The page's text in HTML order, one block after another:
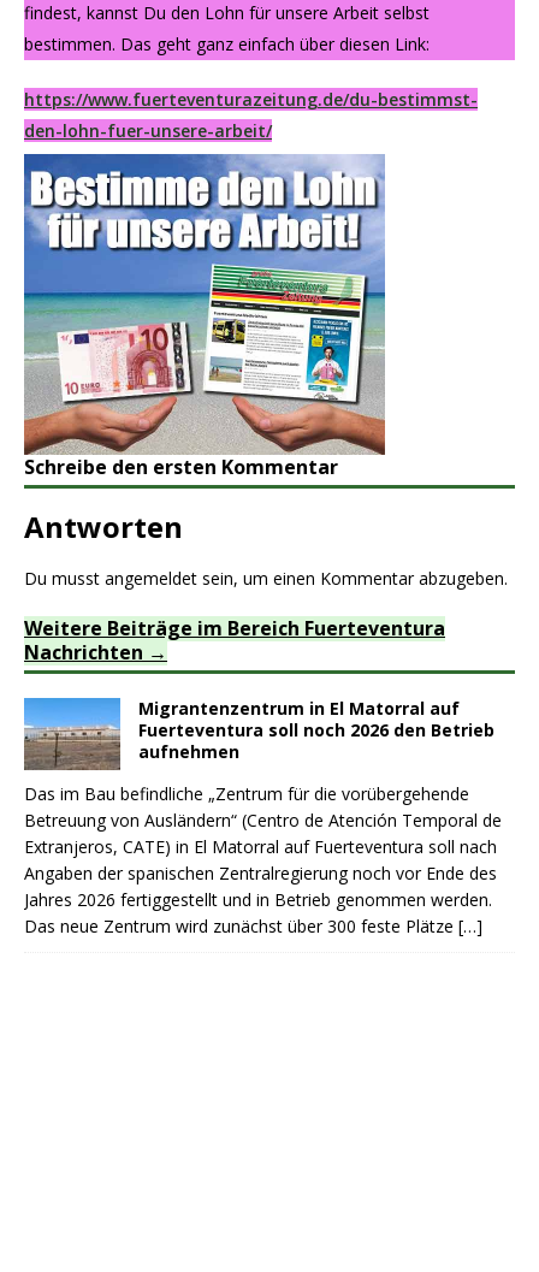
findest, kannst Du den Lohn für unsere Arbeit selbst
bestimmen. Das geht ganz einfach über diesen Link:
https://www.fuerteventurazeitung.de/du-bestimmst-
den-lohn-fuer-unsere-arbeit/
Schreibe den ersten Kommentar
Antworten
Du musst angemeldet sein, um einen Kommentar abzugeben.
Weitere Beiträge im Bereich Fuerteventura
Nachrichten
Migrantenzentrum in El Matorral auf
Fuerteventura soll noch 2026 den Betrieb
aufnehmen
Das im Bau befindliche „Zentrum für die vorübergehende
Betreuung von Ausländern“ (Centro de Atención Temporal de
Extranjeros, CATE) in El Matorral auf Fuerteventura soll nach
Angaben der spanischen Zentralregierung noch vor Ende des
Jahres 2026 fertiggestellt und in Betrieb genommen werden.
Das neue Zentrum wird zunächst über 300 feste Plätze […]